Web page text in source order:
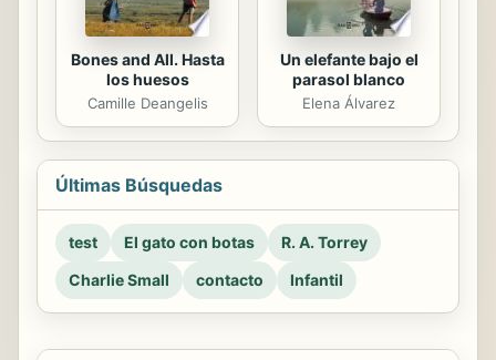
Bones and All. Hasta
los huesos
Camille Deangelis
Un elefante bajo el
parasol blanco
Elena Álvarez
Últimas Búsquedas
test El gato con botas
R. A. Torrey
Charlie Small
contacto Infantil